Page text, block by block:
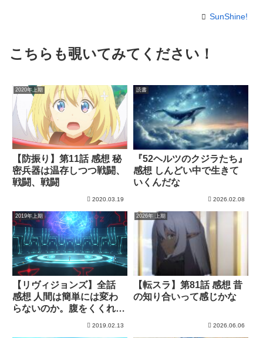
SunShine!
こちらも覗いてみてください！
2020年上期
【防振り】第11話 感想 秘
密兵器は温存しつつ戦闘、
戦闘、戦闘
2020.03.19
読書
『52ヘルツのクジラたち』
感想 しんどい中で生きて
いくんだな
2026.02.08
2019年上期
【リヴィジョンズ】全話
感想 人間は簡単には変わ
らないのか。腹をくくれ！
2019.02.13
2026年 上期
【転スラ】第81話 感想 昔
の知り合いって感じかな
2026.06.06